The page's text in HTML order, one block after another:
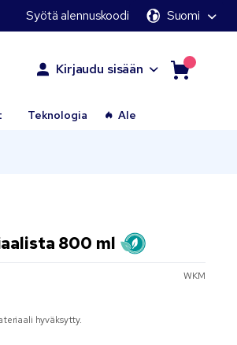
Syötä alennuskoodi Suomi
Kirjaudu sisään
Teknologia Ale
800 ml
WKM
hyväksytty.